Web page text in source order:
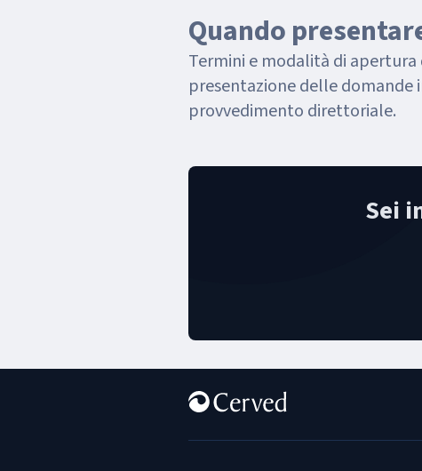
Quando
Termini e modalità di
presentazione delle domande
provvedimento direttoriale.
Sei